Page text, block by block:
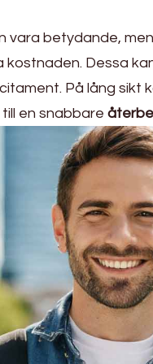
vara betydande,
kostnaden. Dessa
På lång sikt
en snabbare